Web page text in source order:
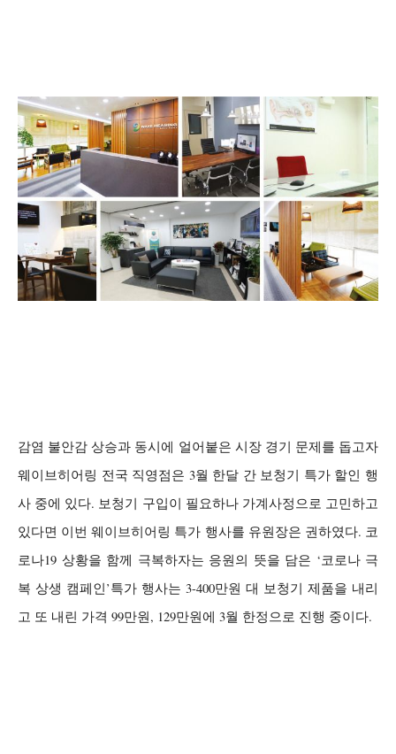
감염 불안감 상승과 동시에 얼어붙은 시장 경기 문제를 돕고자
웨이브히어링 전국 직영점은 3월 한달 간 보청기 특가 할인 행
사 중에 있다. 보청기 구입이 필요하나 가계사정으로 고민하고
있다면 이번 웨이브히어링 특가 행사를 유원장은 권하였다. 코
로나19 상황을 함께 극복하자는 응원의 뜻을 담은 ‘코로나 극
복 상생 캠페인’특가 행사는 3-400만원 대 보청기 제품을 내리
고 또 내린 가격 99만원, 129만원에 3월 한정으로 진행 중이다.